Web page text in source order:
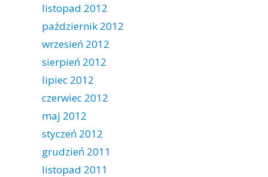
listopad 2012
październik 2012
wrzesień 2012
sierpień 2012
lipiec 2012
czerwiec 2012
maj 2012
styczeń 2012
grudzień 2011
listopad 2011